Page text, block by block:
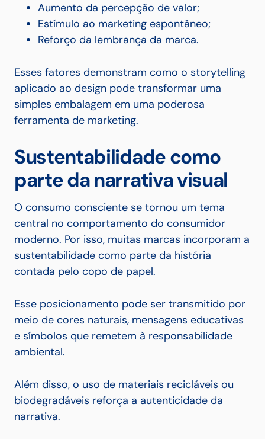
Aumento da percepção de valor;
Estímulo ao marketing espontâneo;
Reforço da lembrança da marca.
Esses fatores demonstram como o storytelling
aplicado ao design pode transformar uma
simples embalagem em uma poderosa
ferramenta de marketing.
Sustentabilidade como
parte da narrativa visual
O consumo consciente se tornou um tema
central no comportamento do consumidor
moderno. Por isso, muitas marcas incorporam a
sustentabilidade como parte da história
contada pelo copo de papel.
Esse posicionamento pode ser transmitido por
meio de cores naturais, mensagens educativas
e símbolos que remetem à responsabilidade
ambiental.
Além disso, o uso de materiais recicláveis ou
biodegradáveis reforça a autenticidade da
narrativa.